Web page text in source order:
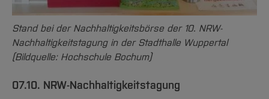
Stand bei der Nachhaltigkeitsbörse der 10. NRW-
Nachhaltigkeitstagung in der Stadthalle Wuppertal
(Bildquelle: Hochschule Bochum)
07.10. NRW-Nachhaltigkeitstagung